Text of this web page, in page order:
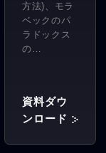
方法)、モラ
ベックのパ
ラドックス
の…
資料ダウ
ンロード